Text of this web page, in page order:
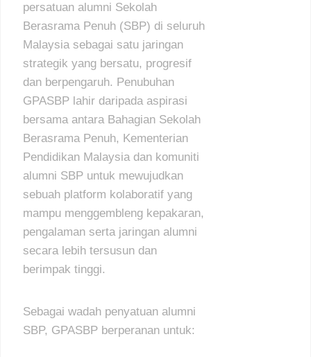
persatuan alumni Sekolah
Berasrama Penuh (SBP) di seluruh
Malaysia sebagai satu jaringan
strategik yang bersatu, progresif
dan berpengaruh. Penubuhan
GPASBP lahir daripada aspirasi
bersama antara Bahagian Sekolah
Berasrama Penuh, Kementerian
Pendidikan Malaysia dan komuniti
alumni SBP untuk mewujudkan
sebuah platform kolaboratif yang
mampu menggembleng kepakaran,
pengalaman serta jaringan alumni
secara lebih tersusun dan
berimpak tinggi.
Sebagai wadah penyatuan alumni
SBP, GPASBP berperanan untuk: